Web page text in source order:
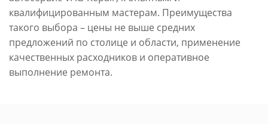
квалифицированным мастерам. Преимущества
такого выбора – цены не выше средних
предложений по столице и области, применение
качественных расходников и оперативное
выполнение ремонта.